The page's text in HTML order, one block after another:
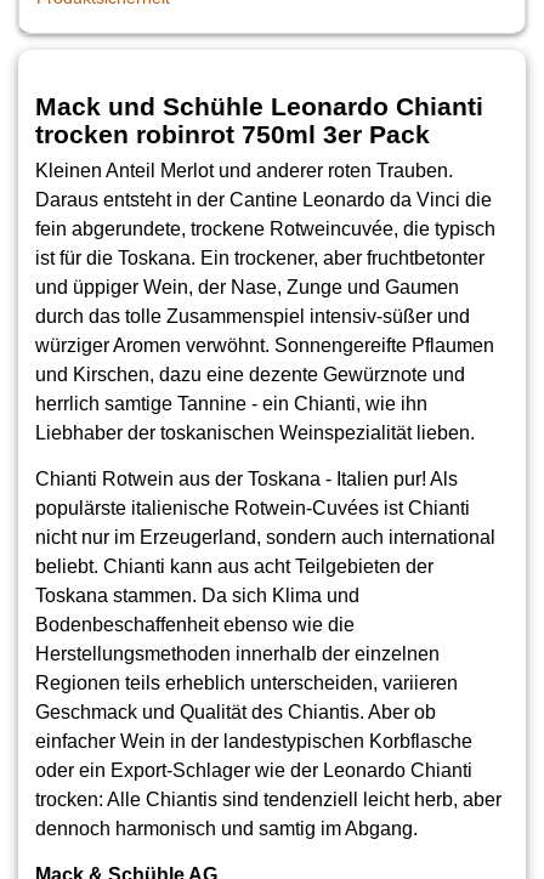
Mack und Schühle Leonardo Chianti
trocken robinrot 750ml 3er Pack
Kleinen Anteil Merlot und anderer roten Trauben.
Daraus entsteht in der Cantine Leonardo da Vinci die
fein abgerundete, trockene Rotweincuvée, die typisch
ist für die Toskana. Ein trockener, aber fruchtbetonter
und üppiger Wein, der Nase, Zunge und Gaumen
durch das tolle Zusammenspiel intensiv-süßer und
würziger Aromen verwöhnt. Sonnengereifte Pflaumen
und Kirschen, dazu eine dezente Gewürznote und
herrlich samtige Tannine - ein Chianti, wie ihn
Liebhaber der toskanischen Weinspezialität lieben.
Chianti Rotwein aus der Toskana - Italien pur! Als
populärste italienische Rotwein-Cuvées ist Chianti
nicht nur im Erzeugerland, sondern auch international
beliebt. Chianti kann aus acht Teilgebieten der
Toskana stammen. Da sich Klima und
Bodenbeschaffenheit ebenso wie die
Herstellungsmethoden innerhalb der einzelnen
Regionen teils erheblich unterscheiden, variieren
Geschmack und Qualität des Chiantis. Aber ob
einfacher Wein in der landestypischen Korbflasche
oder ein Export-Schlager wie der Leonardo Chianti
trocken: Alle Chiantis sind tendenziell leicht herb, aber
dennoch harmonisch und samtig im Abgang.
Mack & Schühle AG